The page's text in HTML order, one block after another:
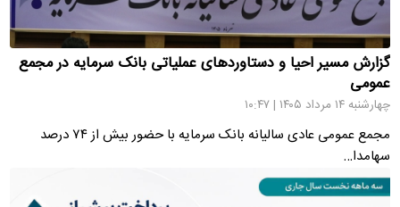
گزارش مسیر احیا و دستاوردهای عملیاتی بانک سرمایه در مجمع
عمومی
چهارشنبه ۱۴ مرداد ۱۴۰۵ | ۱۰:۴۷
مجمع عمومی عادی سالیانه بانک سرمایه با حضور بیش از ۷۴ درصد
سهامدا…